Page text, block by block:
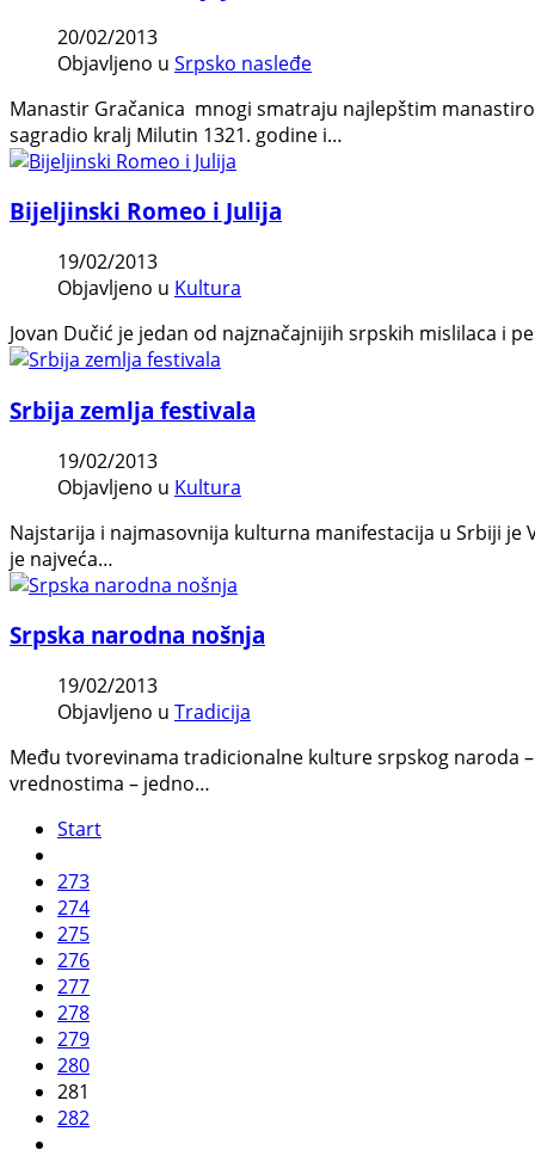
20/02/2013
Objavljeno u Srpsko nasleđe
Manastir Gračanica mnogi smatraju najlepštim
sagradio kralj Milutin 1321. godine i…
Bijeljinski Romeo i Julija
19/02/2013
Objavljeno u Kultura
Jovan Dučić je jedan od najznačajnijih srpskih mislilaca i
Srbija zemlja festivala
19/02/2013
Objavljeno u Kultura
Najstarija i najmasovnija kulturna manifestacija u Srbiji je
je najveća…
Srpska narodna nošnja
19/02/2013
Objavljeno u Tradicija
Među tvorevinama tradicionalne kulture srpskog naroda
vrednostima – jedno…
Start
273
274
275
276
277
278
279
280
281
282